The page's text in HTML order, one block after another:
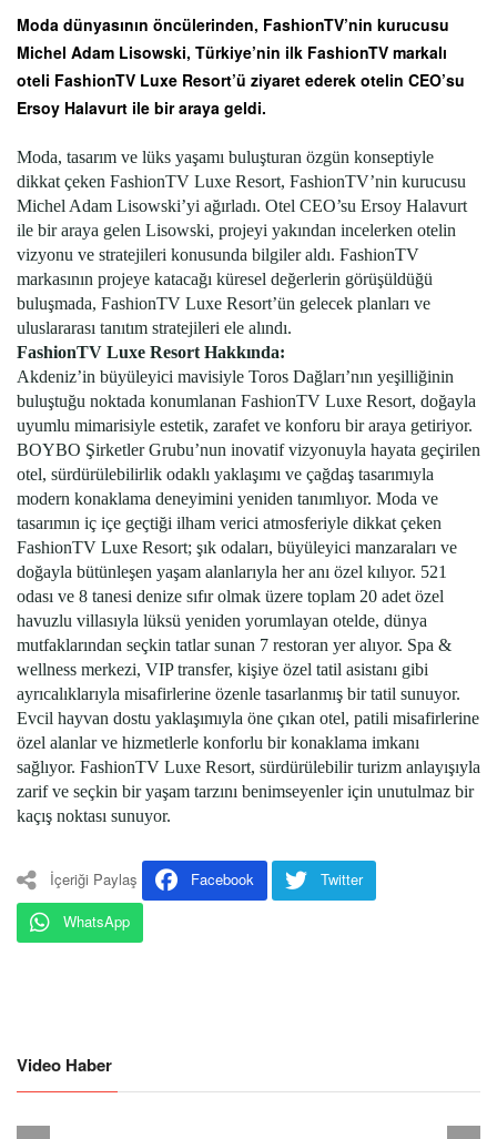
Moda dünyasının öncülerinden, FashionTV’nin kurucusu
Michel Adam Lisowski, Türkiye’nin ilk FashionTV markalı
oteli FashionTV Luxe Resort’ü ziyaret ederek otelin CEO’su
Ersoy Halavurt ile bir araya geldi.
Moda, tasarım ve lüks yaşamı buluşturan özgün konseptiyle
dikkat çeken FashionTV Luxe Resort, FashionTV’nin kurucusu
Michel Adam Lisowski’yi ağırladı. Otel CEO’su Ersoy Halavurt
ile bir araya gelen Lisowski, projeyi yakından incelerken otelin
vizyonu ve stratejileri konusunda bilgiler aldı. FashionTV
markasının projeye katacağı küresel değerlerin görüşüldüğü
buluşmada, FashionTV Luxe Resort’ün gelecek planları ve
uluslararası tanıtım stratejileri ele alındı.
FashionTV Luxe Resort Hakkında:
Akdeniz’in büyüleyici mavisiyle Toros Dağları’nın yeşilliğinin
buluştuğu noktada konumlanan FashionTV Luxe Resort, doğayla
uyumlu mimarisiyle estetik, zarafet ve konforu bir araya getiriyor.
BOYBO Şirketler Grubu’nun inovatif vizyonuyla hayata geçirilen
otel, sürdürülebilirlik odaklı yaklaşımı ve çağdaş tasarımıyla
modern konaklama deneyimini yeniden tanımlıyor. Moda ve
tasarımın iç içe geçtiği ilham verici atmosferiyle dikkat çeken
FashionTV Luxe Resort; şık odaları, büyüleyici manzaraları ve
doğayla bütünleşen yaşam alanlarıyla her anı özel kılıyor. 521
odası ve 8 tanesi denize sıfır olmak üzere toplam 20 adet özel
havuzlu villasıyla lüksü yeniden yorumlayan otelde, dünya
mutfaklarından seçkin tatlar sunan 7 restoran yer alıyor. Spa &
wellness merkezi, VIP transfer, kişiye özel tatil asistanı gibi
ayrıcalıklarıyla misafirlerine özenle tasarlanmış bir tatil sunuyor.
Evcil hayvan dostu yaklaşımıyla öne çıkan otel, patili misafirlerine
özel alanlar ve hizmetlerle konforlu bir konaklama imkanı
sağlıyor. FashionTV Luxe Resort, sürdürülebilir turizm anlayışıyla
zarif ve seçkin bir yaşam tarzını benimseyenler için unutulmaz bir
kaçış noktası sunuyor.
İçeriği Paylaş Facebook
Twitter
WhatsApp
Video Haber